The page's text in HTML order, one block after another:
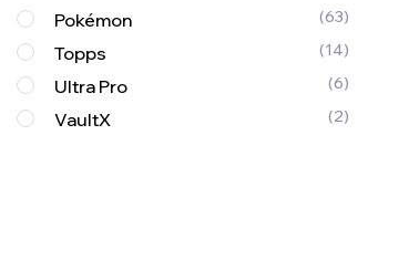
Pokémon (63)
Topps (14)
Ultra Pro (6)
VaultX (2)